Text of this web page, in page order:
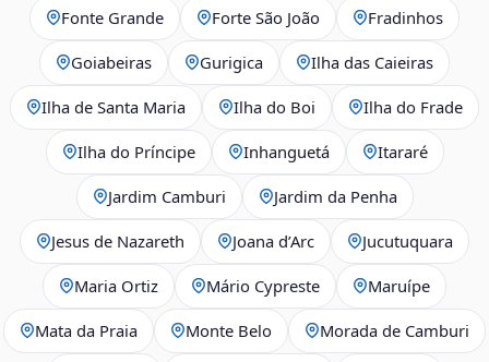
Fonte Grande Forte São João Fradinhos
Goiabeiras Gurigica Ilha das Caieiras
Ilha de Santa Maria Ilha do Boi Ilha do Frade
Ilha do Príncipe Inhanguetá Itararé
Jardim Camburi Jardim da Penha
Jesus de Nazareth Joana d’Arc Jucutuquara
Maria Ortiz Mário Cypreste Maruípe
Mata da Praia Monte Belo Morada de Camburi